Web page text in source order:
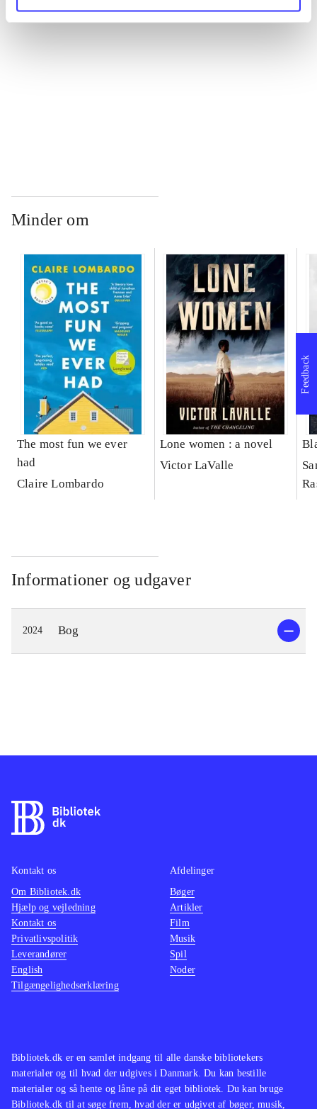
...
Minder om
The most fun we ever
had
Claire Lombardo
Lone women : a novel
Victor LaValle
Informationer og udgaver
2024 Bog
Feedback
Bibliotek.dk er en samlet indgang til alle danske bibliotekers
materialer og til hvad der udgives i Danmark. Du kan bestille
materialer og så hente og låne på dit eget bibliotek. Du kan bruge
Bibliotek.dk til at søge frem, hvad der er udgivet af bøger, musik,
Kontakt os
Om Bibliotek.dk
Hjælp og vejledning
Kontakt os
Privatlivspolitik
Leverandører
English
Tilgængelighedserklæring
Afdelinger
Bøger
Artikler
Film
Musik
Spil
Noder